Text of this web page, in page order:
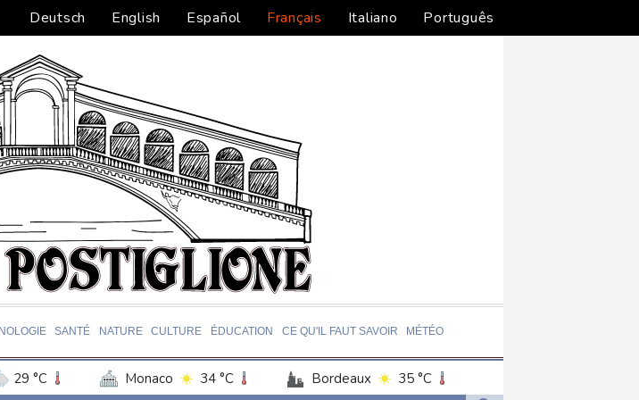
Deutsch English Español Français Italiano Português
SANTÉ NATURE CULTURE ÉDUCATION CE QU'IL FAUT SAVOIR MÉTÉO
29 °C Monaco 34 °C Bordeaux
35 °C